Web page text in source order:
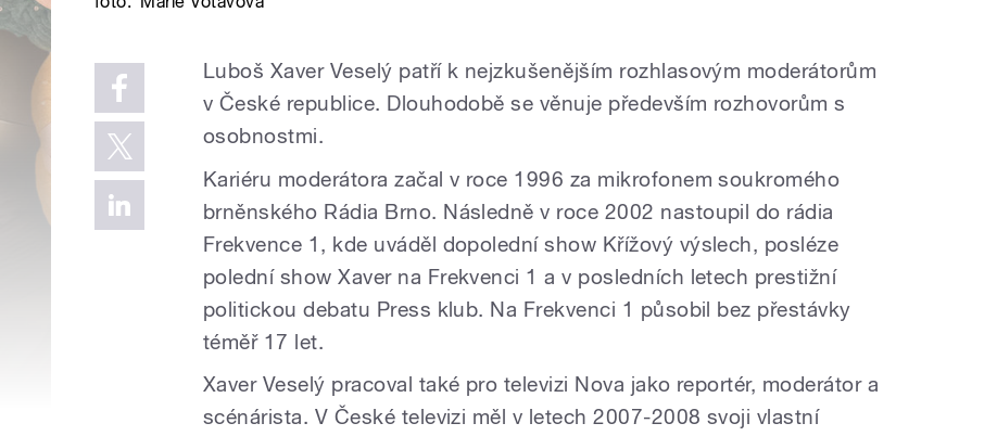
Luboš Xaver Veselý patří k nejzkušenějším rozhlasovým moderátorům
v České republice. Dlouhodobě se věnuje především rozhovorům s
osobnostmi.
Kariéru moderátora začal v roce 1996 za mikrofonem soukromého
brněnského Rádia Brno. Následně v roce 2002 nastoupil do rádia
Frekvence 1, kde uváděl dopolední show Křížový výslech, posléze
polední show Xaver na Frekvenci 1 a v posledních letech prestižní
politickou debatu Press klub. Na Frekvenci 1 působil bez přestávky
téměř 17 let.
Xaver Veselý pracoval také pro televizi Nova jako reportér, moderátor a
scénárista. V České televizi měl v letech 2007-2008 svoji vlastní